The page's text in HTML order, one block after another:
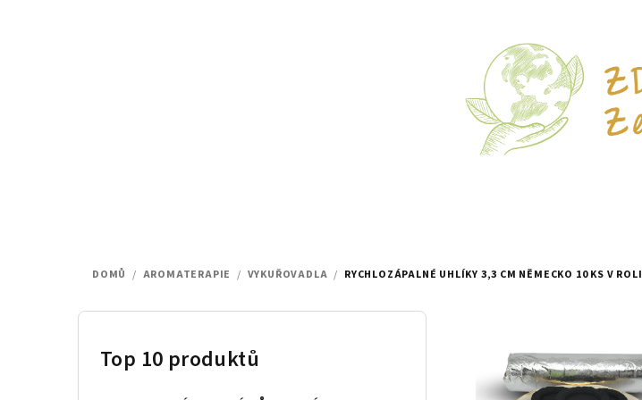
DOMŮ / AROMATERAPIE / VYKUŘOVADLA / RYCHLOZÁPALNÉ UHLÍKY 3,3 CM NĚMECKO 10 KS V ROLI
P
Top 10 produktů